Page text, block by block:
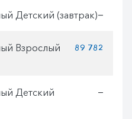
Детский (завтрак)—
Взрослый
89 782
Детский
—